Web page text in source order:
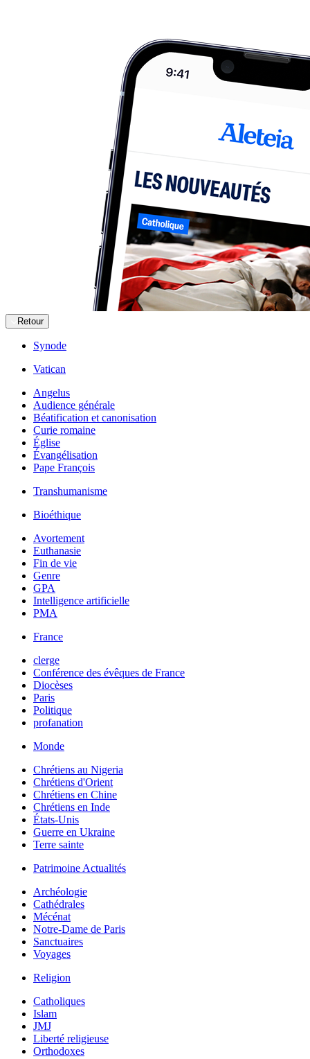
Retour
Synode
Vatican
Angelus
Audience générale
Béatification et canonisation
Curie romaine
Église
Évangélisation
Pape François
Transhumanisme
Bioéthique
Avortement
Euthanasie
Fin de vie
Genre
GPA
Intelligence artificielle
PMA
France
clerge
Conférence des évêques de France
Diocèses
Paris
Politique
profanation
Monde
Chrétiens au Nigeria
Chrétiens d'Orient
Chrétiens en Chine
Chrétiens en Inde
États-Unis
Guerre en Ukraine
Terre sainte
Patrimoine Actualités
Archéologie
Cathédrales
Mécénat
Notre-Dame de Paris
Sanctuaires
Voyages
Religion
Catholiques
Islam
JMJ
Liberté religieuse
Orthodoxes